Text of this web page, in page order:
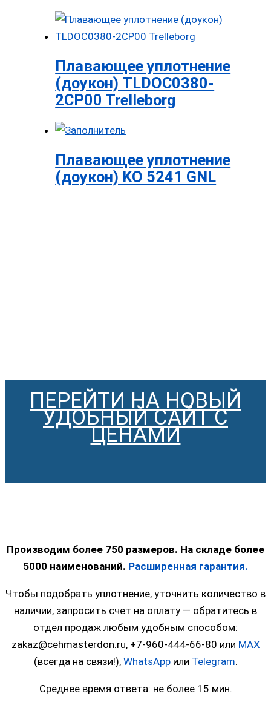
Плавающее уплотнение
(доукон) TLDOC0380-
2CP00 Trelleborg
Плавающее уплотнение
(доукон) KO 5241 GNL
ПЕРЕЙТИ НА НОВЫЙ
УДОБНЫЙ САЙТ С
ЦЕНАМИ
Производим более 750 размеров. На складе более
5000 наименований. Расширенная гарантия.
Чтобы подобрать уплотнение, уточнить количество в
наличии, запросить счет на оплату — обратитесь в
отдел продаж любым удобным способом:
zakaz@cehmasterdon.ru, +7-960-444-66-80 или MAX
(всегда на связи!), WhatsAppили Telegram.
Среднее время ответа: не более 15 мин.